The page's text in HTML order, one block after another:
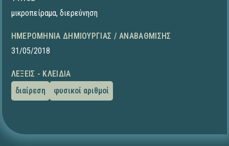
μικροπείραμα, διερεύνηση
ΗΜΕΡΟΜΗΝΊΑ ΔΗΜΙΟΥΡΓΊΑΣ / ΑΝΑΒΆΘΜΙΣΗΣ
31/05/2018
ΛΈΞΕΙΣ - ΚΛΕΙΔΙΆ
διαίρεση
φυσικοί αριθμοί